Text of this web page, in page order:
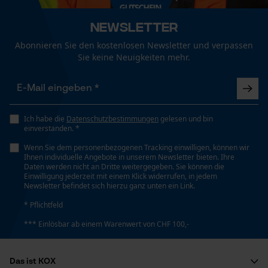
Ganzjahresartikel
Optik/Muster
Taschentyp
Vordertaschen, Seitentaschen,
Reißverschlusstaschen, Jackentaschen
gemäßigtes Wetter
Newsletter
Abonnieren Sie den kostenlosen Newsletter und verpassen
Sie keine Neuigkeiten mehr.
Ich habe die Datenschutzbestimmungen gelesen und bin
einverstanden. *
Wenn Sie dem personenbezogenen Tracking einwilligen, können wir
Ihnen individuelle Angebote in unserem Newsletter bieten. Ihre
Daten werden nicht an Dritte weitergegeben. Sie können die
Einwilligung jederzeit mit einem Klick widerrufen, in jedem
Newsletter befindet sich hierzu ganz unten ein Link.
* Pflichtfeld
*** Einlösbar ab einem Warenwert von CHF 100,-
Das ist KOX
Funktionale Cookies
Geo-IP und User Detection
YouTube-Videos
Google Maps